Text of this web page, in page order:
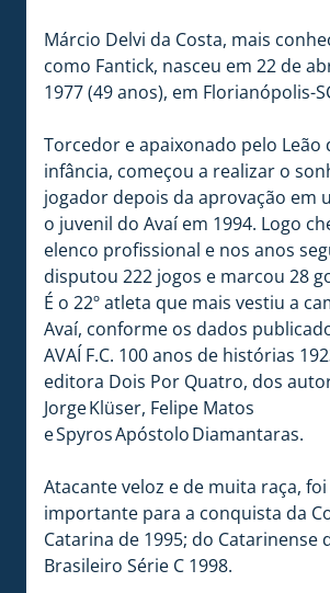
Márcio Delvi da Costa, mais
como Fantick, nasceu em 22 de
1977 (49 anos), em Florianópolis-
Torcedor e apaixonado pelo Leão
infância, começou a realizar o
jogador depois da aprovação em
o juvenil do Avaí em 1994. Logo
elenco profissional e nos anos
disputou 222 jogos e marcou 28
É o 22º atleta que mais vestiu a
Avaí, conforme os dados
AVAÍ F.C. 100 anos de histórias
editora Dois Por Quatro, dos
Jorge Klüser, Felipe Matos
e Spyros Apóstolo Diamantaras.
Atacante veloz e de muita raça, foi
importante para a conquista da
Catarina de 1995; do Catarinense
Brasileiro Série C 1998.